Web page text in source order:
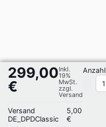
299,00
€
Inkl.
19%
MwSt.
zzgl.
Versand
Versand
DE_DPDClassic
5,00
€
Anzahl